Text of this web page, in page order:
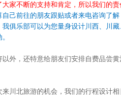
家不断的支持和肯定，所以我们的
己前往的朋友跟贴或者来电咨询了
俱乐部可以为您量身设计川西、川
以外，还特意给朋友们安排自费品尝
川北旅游的机会，我们的行程设计